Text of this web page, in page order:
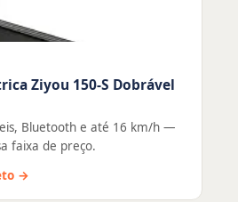
Ziyou 150-S Dobrável
Bluetooth e até 16 km/h —
faixa de preço.
→